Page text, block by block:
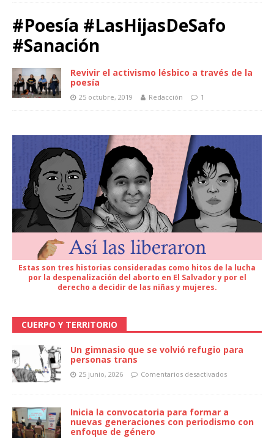
#Poesía #LasHijasDeSafo
#Sanación
Revivir el activismo lésbico a través de la
poesía
25 octubre, 2019 Redacción 1
Estas son tres historias consideradas como hitos de la lucha
por la despenalización del aborto en El Salvador y por el
derecho a decidir de las niñas y mujeres.
CUERPO Y TERRITORIO
Un gimnasio que se volvió refugio para
personas trans
25 junio, 2026 Comentarios desactivados
Inicia la convocatoria para formar a
nuevas generaciones con periodismo con
enfoque de género